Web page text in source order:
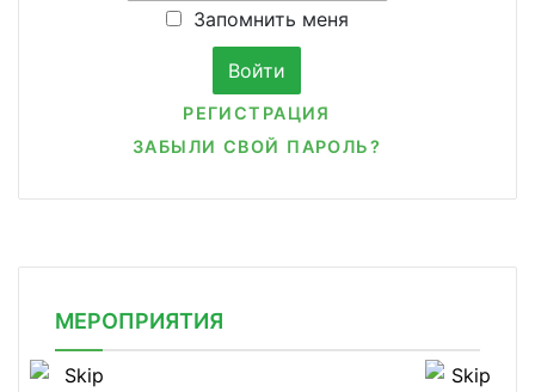
Запомнить меня
РЕГИСТРАЦИЯ
ЗАБЫЛИ СВОЙ ПАРОЛЬ?
МЕРОПРИЯТИЯ